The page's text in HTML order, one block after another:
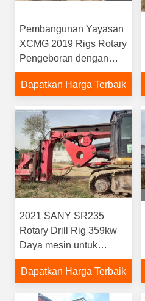
Pembangunan Yayasan
XCMG 2019 Rigs Rotary
Pengeboran dengan
Torsi Maksimum Output
280kn. M dan
Mekanis
Dapatkan Harga Terbaik
2021 SANY SR235
Rotary Drill Rig 359kw
Daya mesin untuk
kinerja superior
Dapatkan Harga Terbaik